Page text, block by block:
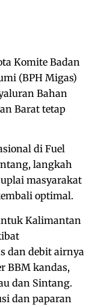
Komite Badan
(BPH Migas)
Bahan
Barat tetap
di Fuel
langkah
masyarakat
optimal.
Kalimantan
dan debit airnya
BBM kandas,
dan Sintang.
dan paparan